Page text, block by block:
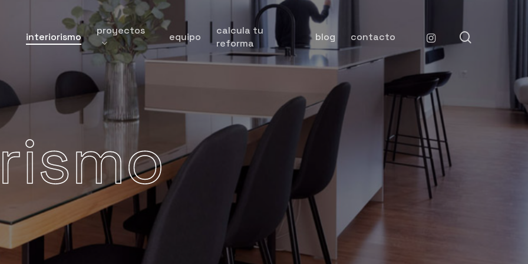
interiorismo
proyectos
equipo
calcula tu
reforma
blog contacto instagram